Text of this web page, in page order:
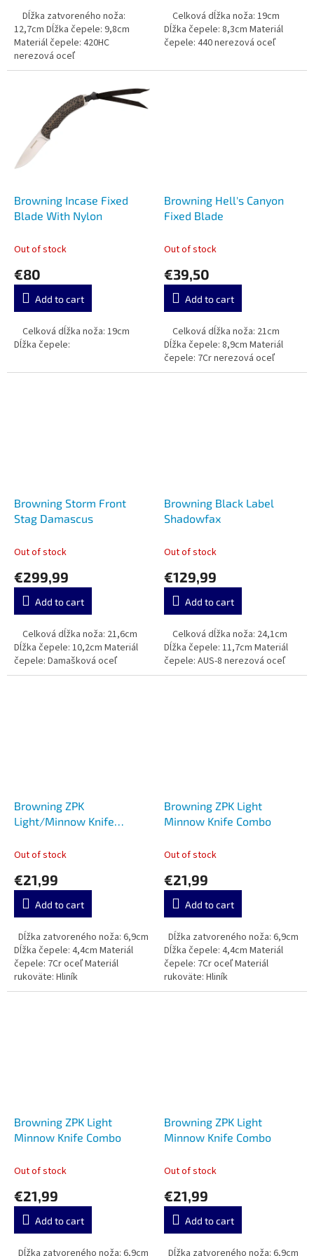
Dĺžka zatvoreného noža:
12,7cm Dĺžka čepele: 9,8cm
Materiál čepele: 420HC
nerezová oceľ
Celková dĺžka noža: 19cm
Dĺžka čepele: 8,3cm Materiál
čepele: 440 nerezová oceľ
Browning Incase Fixed
Blade With Nylon
Out of stock
€80
Add to cart
Celková dĺžka noža: 19cm
Dĺžka čepele:
Browning Hell's Canyon
Fixed Blade
Out of stock
€39,50
Add to cart
Celková dĺžka noža: 21cm
Dĺžka čepele: 8,9cm Materiál
čepele: 7Cr nerezová oceľ
Browning Storm Front
Stag Damascus
Out of stock
€299,99
Add to cart
Celková dĺžka noža: 21,6cm
Dĺžka čepele: 10,2cm Materiál
čepele: Damašková oceľ
Browning Black Label
Shadowfax
Out of stock
€129,99
Add to cart
Celková dĺžka noža: 24,1cm
Dĺžka čepele: 11,7cm Materiál
čepele: AUS-8 nerezová oceľ
Browning ZPK
Light/Minnow Knife
Out of stock
€21,99
Add to cart
Dĺžka zatvoreného noža: 6,9cm
Dĺžka čepele: 4,4cm Materiál
čepele: 7Cr oceľ Materiál
rukoväte: Hliník
Browning ZPK Light
Minnow Knife Combo
Out of stock
€21,99
Add to cart
Dĺžka zatvoreného noža: 6,9cm
Dĺžka čepele: 4,4cm Materiál
čepele: 7Cr oceľ Materiál
rukoväte: Hliník
Browning ZPK Light
Minnow Knife Combo
Out of stock
€21,99
Add to cart
Browning ZPK Light
Minnow Knife Combo
Out of stock
€21,99
Add to cart